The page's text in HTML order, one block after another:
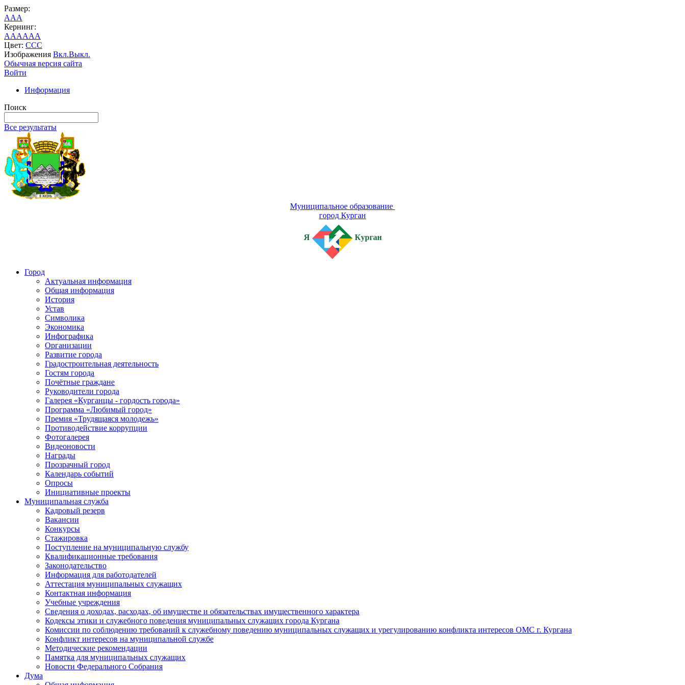
Размер:
AAA
Кернинг:
AAAAAA
Цвет: CCC
Изображения Вкл.Выкл.
Обычная версия сайта
Войти
Информация
Поиск
Все результаты
Муниципальное образование
город Курган
Я Курган
Город
Актуальная информация
Общая информация
История
Устав
Символика
Экономика
Инфографика
Организации
Развитие города
Градостроительная деятельность
Гостям города
Почётные граждане
Руководители города
Галерея «Курганцы - гордость города»
Программа «Любимый город»
Премия «Трудящаяся молодежь»
Противодействие коррупции
Фотогалерея
Видеоновости
Награды
Прозрачный город
Календарь событий
Опросы
Инициативные проекты
Муниципальная служба
Кадровый резерв
Вакансии
Конкурсы
Стажировка
Поступление на муниципальную службу
Квалификационные требования
Законодательство
Информация для работодателей
Аттестация муниципальных служащих
Контактная информация
Учебные учреждения
Сведения о доходах, расходах, об имуществе и обязательствах имущественного характера
Кодексы этики и служебного поведения муниципальных служащих города Кургана
Комиссии по соблюдению требований к служебному поведению муниципальных служащих и урегулированию конфликта интересов ОМС г. Кургана
Конфликт интересов на муниципальной службе
Методические рекомендации
Памятка для муниципальных служащих
Новости Федерального Cобрания
Дума